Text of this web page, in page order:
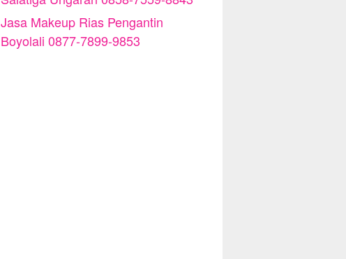
Jasa Makeup Rias Pengantin
Boyolali 0877-7899-9853